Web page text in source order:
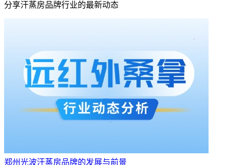
分享汗蒸房品牌行业的最新动态
郑州光波汗蒸房品牌的发展与前景